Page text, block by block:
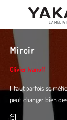
contenu
principal
LA
Miroir
Olivier Ivanoff
Il faut parfois se
peut changer bien des